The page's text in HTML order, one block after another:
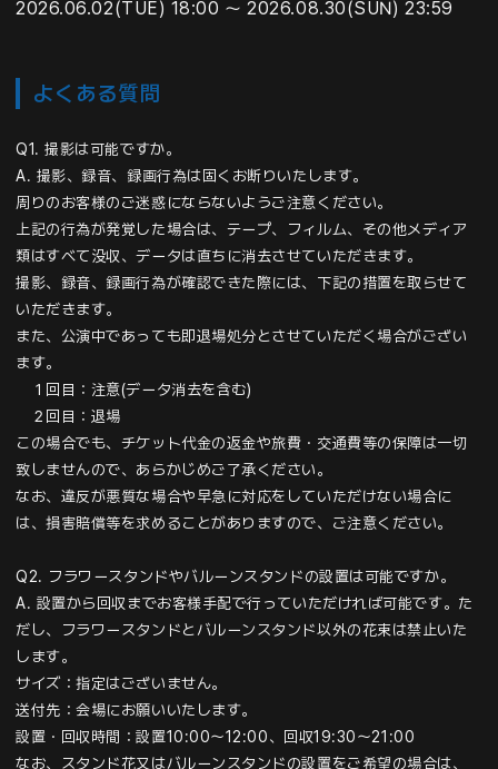
2026.06.02(TUE) 18:00 ～ 2026.08.30(SUN) 23:59
よくある質問
Q1. 撮影は可能ですか。
A. 撮影、録音、録画行為は固くお断りいたします。
周りのお客様のご迷惑にならないようご注意ください。
上記の行為が発覚した場合は、テープ、フィルム、その他メディア
類はすべて没収、データは直ちに消去させていただきます。
撮影、録音、録画行為が確認できた際には、下記の措置を取らせて
いただきます。
また、公演中であっても即退場処分とさせていただく場合がござい
ます。
１回目：注意(データ消去を含む)
２回目：退場
この場合でも、チケット代金の返金や旅費・交通費等の保障は一切
致しませんので、あらかじめご了承ください。
なお、違反が悪質な場合や早急に対応をしていただけない場合に
は、損害賠償等を求めることがありますので、ご注意ください。
Q2. フラワースタンドやバルーンスタンドの設置は可能ですか。
A. 設置から回収までお客様手配で行っていただければ可能です。た
だし、フラワースタンドとバルーンスタンド以外の花束は禁止いた
します。
サイズ：指定はございません。
送付先：会場にお願いいたします。
設置・回収時間：設置10:00～12:00、回収19:30～21:00
なお、スタンド花又はバルーンスタンドの設置をご希望の場合は、